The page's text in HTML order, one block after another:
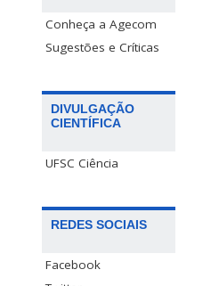
Conheça a Agecom
Sugestões e Críticas
DIVULGAÇÃO
CIENTÍFICA
UFSC Ciência
REDES SOCIAIS
Facebook